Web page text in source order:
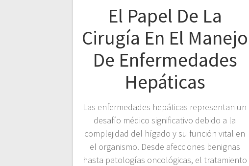
El Papel De La
Cirugía En El Manejo
De Enfermedades
Hepáticas
Las enfermedades hepáticas representan un
desafío médico significativo debido a la
complejidad del hígado y su función vital en
el organismo. Desde afecciones benignas
hasta patologías oncológicas, el tratamiento